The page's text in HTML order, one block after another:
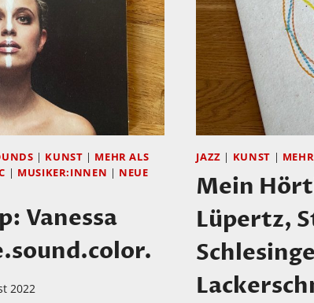
| KUNST | MEHR ALS
| MUSIKER:INNEN | NEUE
Vanessa
2022
JAZZ | KUNST |
Mein
Lüpertz,